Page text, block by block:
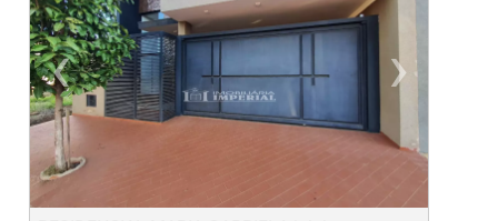
‹
Previous
›